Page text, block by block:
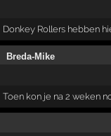
Donkey Rollers hebben
Breda-Mike
Toen kon je na 2 weken